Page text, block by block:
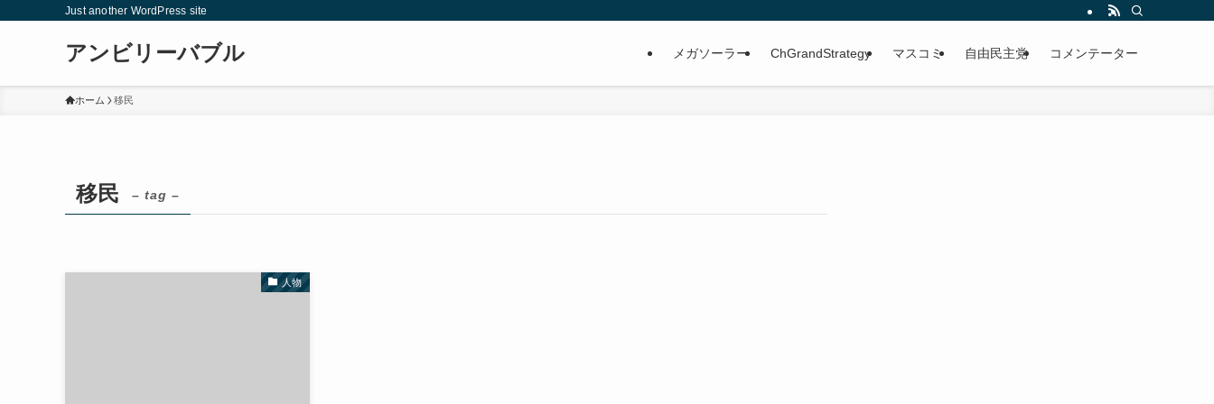
Just another WordPress site
アンビリーバブル メガソーラー ChGrandStrategy マスコミ 自由民主党 コメンテーター
ホーム 移民
移民 – tag –
人物